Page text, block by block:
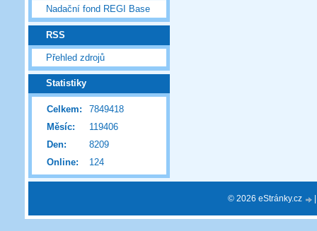
Nadační fond REGI Base
RSS
Přehled zdrojů
Statistiky
Online: 124
Celkem:
7849418
Měsíc:
119406
Den:
8209
© 2026 eStránky.cz